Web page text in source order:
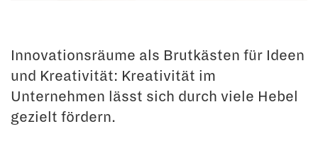
Innovationsräume als Brutkästen für Ideen
und Kreativität: Kreativität im
Unternehmen lässt sich durch viele Hebel
gezielt fördern.